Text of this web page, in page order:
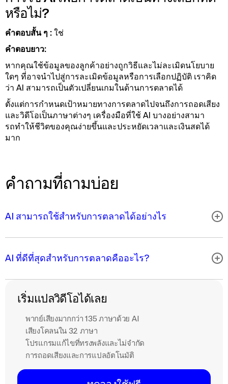
หรือไม่?
คําตอบสั้น ๆ : ใช่
คําตอบยาว:
หากคุณใช้ข้อมูลของลูกค้าอย่างถูกวิธีและไม่ละเมิดนโยบาย
ใดๆ ที่อาจนําไปสู่การละเมิดข้อมูลหรือการเลือกปฏิบัติ เราคิด
ว่า AI สามารถเป็นตัวเปลี่ยนเกมในด้านการตลาดได้
ตั้งแต่การกําหนดเป้าหมายทางการตลาดไปจนถึงการถอดเสียง
และวิดีโอเป็นภาษาต่างๆ เครื่องมือที่ใช้ AI บางอย่างสามา
รถทําให้ชีวิตของคุณง่ายขึ้นและประหยัดเวลาและเงินสดได้
มาก
คำถามที่ถามบ่อย
AI สามารถใช้สําหรับการตลาดได้อย่างไร
AI ที่ดีที่สุดสําหรับการตลาดคืออะไร?
เริ่มแปลวิดีโอได้เลย
พากย์เสียงมากกว่า 135 ภาษาด้วย AI
เสียงโคลนใน 32 ภาษา
โปรแกรมแก้ไขที่ทรงพลังและไม่จำกัด
การถอดเสียงและการแปลอัตโนมัติ